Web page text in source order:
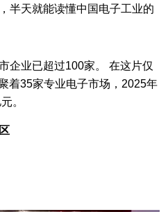
半天就能读懂中国电子工业的
企业已超过100家。 在这片仅
着35家专业电子市场，2025年
。